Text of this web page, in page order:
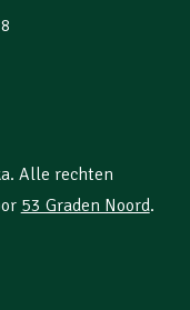
. Alle rechten
53 Graden Noord.